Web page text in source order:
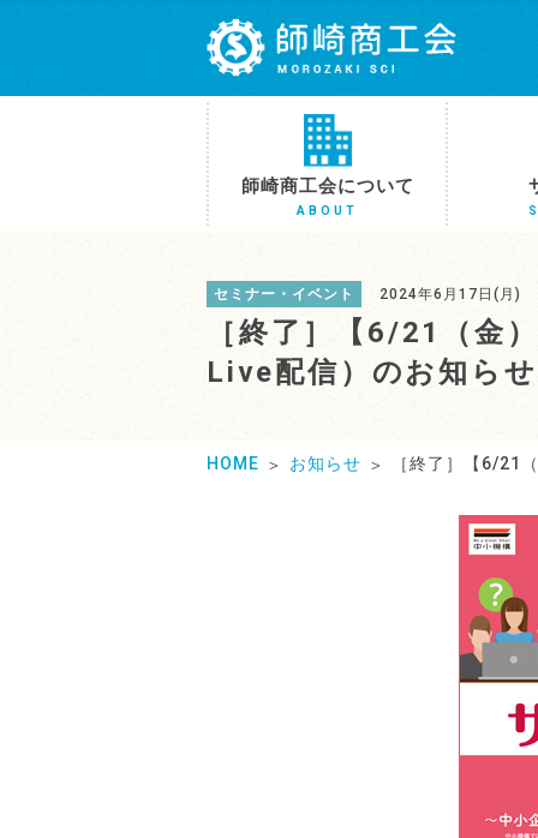
師崎商工会について
ABOUT
セミナー・イベント 2024年6月17日(月)
［終了］【6/21（金
Live配信）のお知らせ
HOME お知らせ ［終了］【6/21